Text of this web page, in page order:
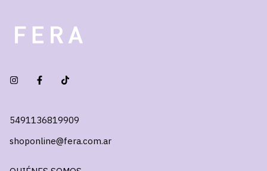
5491136819909
shoponline@fera.com.ar